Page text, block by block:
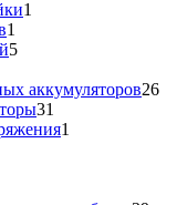
товара
1
1
товар
55
аккумуляторов2626
31
товар
1